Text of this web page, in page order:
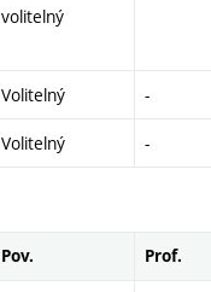
volitelný
Volitelný -
Volitelný -
Pov. Prof.